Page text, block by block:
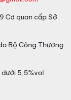
Cơ quan cấp Sở
Bộ Công Thương
5,5%vol